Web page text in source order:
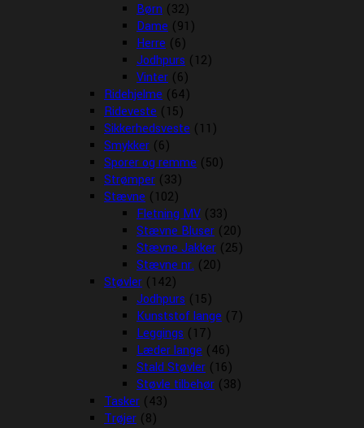
Børn (32)
Dame (91)
Herre (6)
Jodhpurs (12)
Vinter (6)
Ridehjelme (64)
Rideveste (15)
Sikkerhedsveste (11)
Smykker (6)
Sporer og remme (50)
Strømper (33)
Stævne (102)
Fletning MV (33)
Stævne Bluser (20)
Stævne Jakker (25)
Stævne nr. (20)
Støvler (142)
Jodhpurs (15)
Kunststof lange (7)
Leggings (17)
Læder lange (46)
Stald Støvler (16)
Støvle tilbehør (38)
Tasker (43)
Trøjer (8)